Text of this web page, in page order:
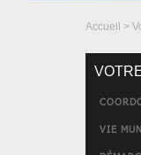
Accueil >
VIE